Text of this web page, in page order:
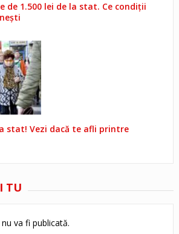
de 1.500 lei de la stat. Ce condiții
stat! Vezi dacă te afli printre
TU
va fi publicată.